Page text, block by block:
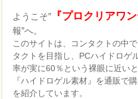
ようこそ” 『プロクリアワ
報”へ。
このサイトは、コンタクトの中
タクトを目指し、PCハイドロゲ
率が実に60％という裸眼に近い
『ハイドロゲル素材』を通販で
を紹介しています。